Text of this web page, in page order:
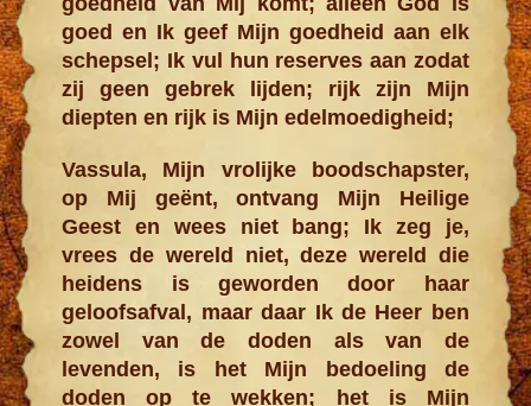
goed en Ik geef Mijn goedheid aan elk
schepsel; Ik vul hun reserves aan zodat
zij geen gebrek lijden; rijk zijn Mijn
diepten en rijk is Mijn edelmoedigheid;
Vassula, Mijn vrolijke boodschapster,
op Mij geënt, ontvang Mijn Heilige
Geest en wees niet bang; Ik zeg je,
vrees de wereld niet, deze wereld die
heidens is geworden door haar
geloofsafval, maar daar Ik de Heer ben
zowel van de doden als van de
levenden, is het Mijn bedoeling de
doden op te wekken; het is Mijn